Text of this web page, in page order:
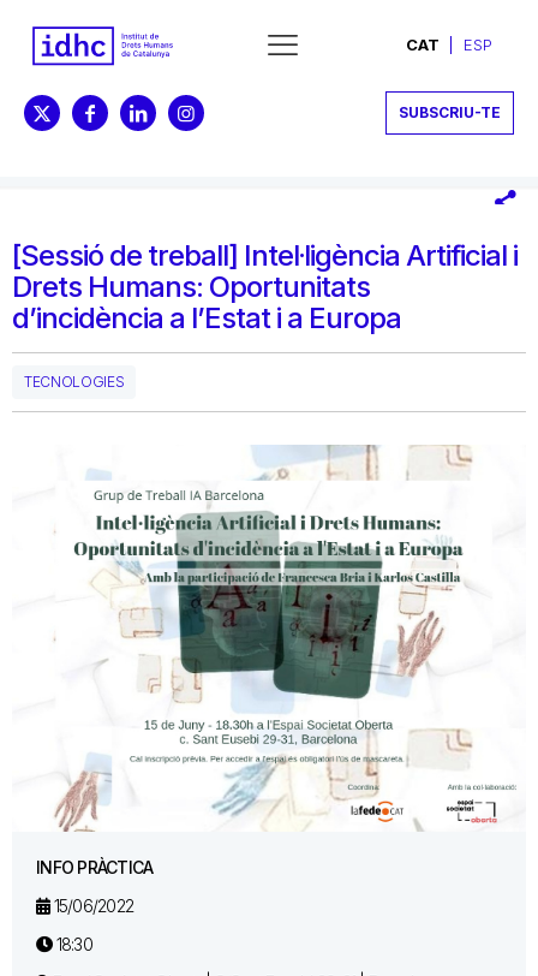
CAT ESP
SUBSCRIU-TE
[Sessió de treball] Intel·ligència Artificial i
Drets Humans: Oportunitats
d’incidència a l’Estat i a Europa
TECNOLOGIES
INFO PRÀCTICA
15/06/2022
18:30